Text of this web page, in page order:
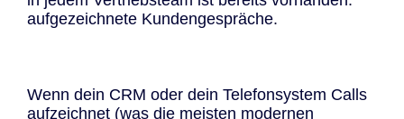
aufgezeichnete Kundengespräche.
Wenn dein CRM oder dein Telefonsystem Calls
aufzeichnet (was die meisten modernen